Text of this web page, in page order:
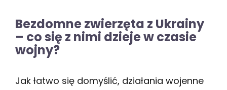
Bezdomne zwierzęta z Ukrainy
– co się z nimi dzieje w czasie
wojny?
Jak łatwo się domyślić, działania wojenne